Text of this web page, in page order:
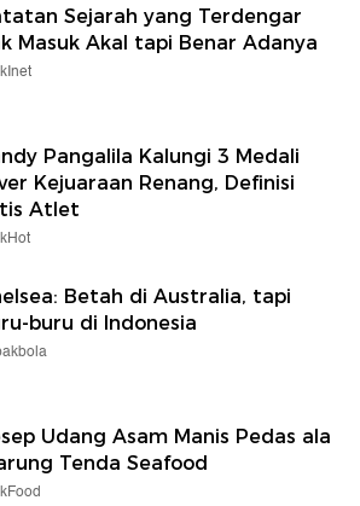
Sejarah yang Terdengar
Masuk Akal tapi Benar Adanya
Pangalila Kalungi 3 Medali
Kejuaraan Renang, Definisi
Atlet
Betah di Australia, tapi
buru di Indonesia
Udang Asam Manis Pedas ala
Tenda Seafood